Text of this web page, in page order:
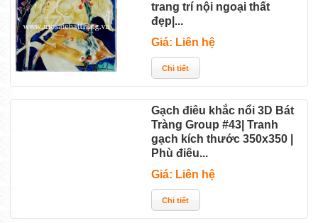
trang trí nội ngoại thất
đẹp|...
Giá: Liên hệ
Gạch điêu khắc nổi 3D Bát
Tràng Group #43| Tranh
gạch kích thước 350x350 |
Phù điêu...
Giá: Liên hệ